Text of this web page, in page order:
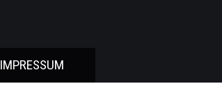
IMPRESSUM